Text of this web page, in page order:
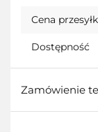
Cena
Dostępność
Zamówienie